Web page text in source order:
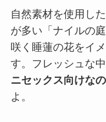
商
英雄を称えるゴ